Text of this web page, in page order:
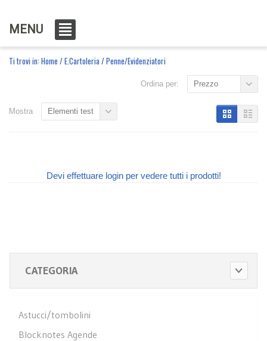
MENU
Ti trovi in: Home /E.Cartoleria/Penne/Evidenziatori
Ordina per: Prezzo
Mostra Elementi test
Devi effettuare login per vedere tutti i prodotti!
CATEGORIA
Astucci/tombolini
Blocknotes Agende